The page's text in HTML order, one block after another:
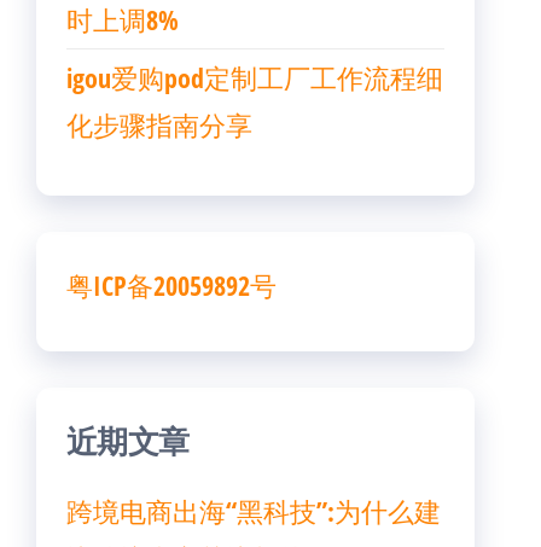
时上调8%
igou爱购pod定制工厂工作流程细
化步骤指南分享
粤ICP备20059892号
近期文章
跨境电商出海“黑科技”:为什么建